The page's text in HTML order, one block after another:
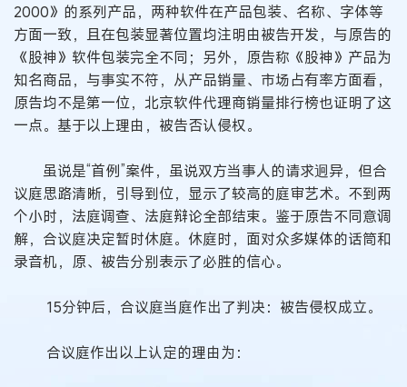
2000》的系列产品，两种软件在产品包装、名称、字体等
方面一致，且在包装显著位置均注明由被告开发，与原告的
《股神》软件包装完全不同；另外，原告称《股神》产品为
知名商品，与事实不符，从产品销量、市场占有率方面看，
原告均不是第一位，北京软件代理商销量排行榜也证明了这
一点。基于以上理由，被告否认侵权。
虽说是“首例”案件，虽说双方当事人的请求迥异，但合
议庭思路清晰，引导到位，显示了较高的庭审艺术。不到两
个小时，法庭调查、法庭辩论全部结束。鉴于原告不同意调
解，合议庭决定暂时休庭。休庭时，面对众多媒体的话筒和
录音机，原、被告分别表示了必胜的信心。
15分钟后，合议庭当庭作出了判决：被告侵权成立。
合议庭作出以上认定的理由为：